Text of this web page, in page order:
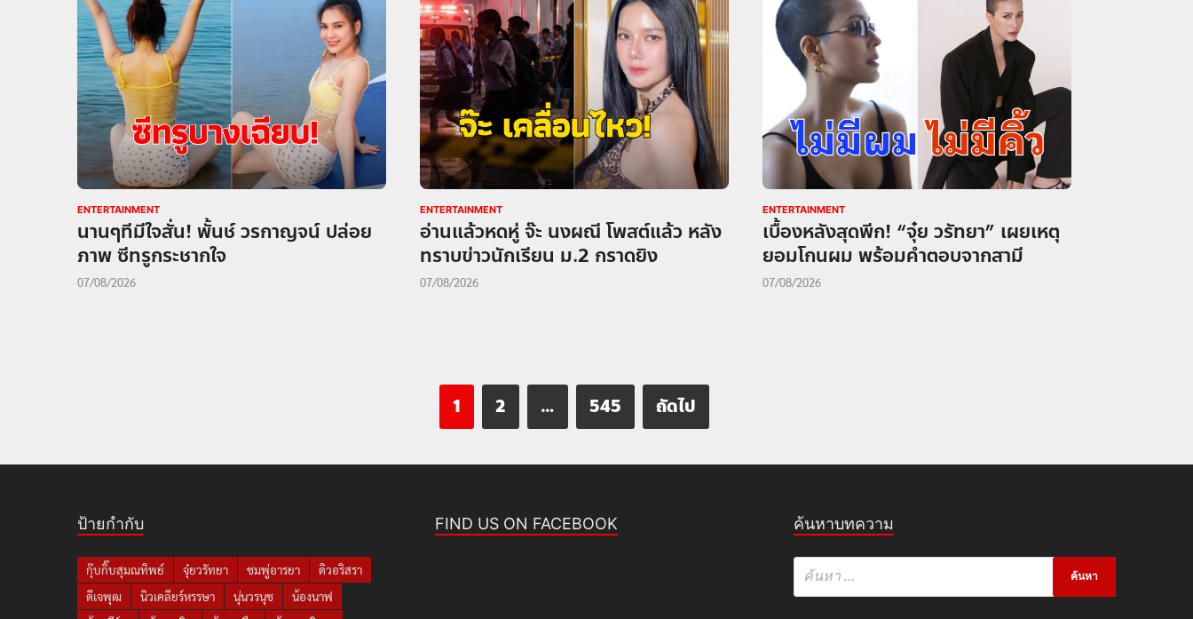
ENTERTAINMENT
นานๆทีมีใจสั่น! พั้นช์ วรกาญจน์ ปล่อย
ภาพ ซีทรูกระชากใจ
07/08/2026
ENTERTAINMENT
อ่านแล้วหดหู่ จ๊ะ นงผณี โพสต์แล้ว หลัง
ทราบข่าวนักเรียน ม.2 กราดยิง
07/08/2026
ENTERTAINMENT
เบื้องหลังสุดพีก! “จุ๋ย วรัทยา” เผยเหตุ
ยอมโกนผม พร้อมคำตอบจากสามี
07/08/2026
1 2 … 545 ถัดไป
ป้ายกำกับ
กุ๊บกิ๊บสุมณทิพย์ จุ๋ยวรัทยา ชมพู่อารยา
ดิวอริสรา
ดีเจพุฒ
นิวเคลียร์หรรษา นุ่นวรนุช
น้องนาฟ
FIND US ON FACEBOOK ค้นหาบทความ